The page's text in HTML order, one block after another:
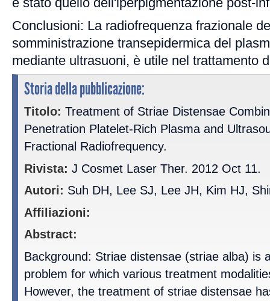
Conclusioni: La radiofrequenza frazionale
somministrazione transepidermica del
mediante ultrasuoni, è utile nel trattamento
Storia della pubblicazione:
Titolo: Treatment of Striae Distensae
Penetration Platelet-Rich Plasma and
Fractional Radiofrequency.
Rivista: J Cosmet Laser Ther. 2012 Oct 11.
Autori: Suh DH, Lee SJ, Lee JH, Kim HJ,
Affiliazioni:
Abstract:
Background: Striae distensae (striae alba) is
problem for which various treatment
However, the treatment of striae distensae